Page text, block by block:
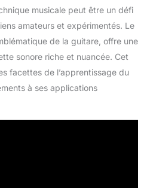
musicale peut être un défi
amateurs et expérimentés. Le
de la guitare, offre une
sonore riche et nuancée. Cet
facettes de l’apprentissage du
à ses applications